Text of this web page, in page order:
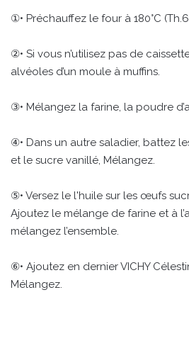
①• Préchauffez le four à 180°C
②• Si vous n’utilisez pas de
alvéoles d’un moule à muffins.
③• Mélangez la farine, la poudre
④• Dans un autre saladier, battez
et le sucre vanillé, Mélangez.
⑤• Versez le l'huile sur les œufs
Ajoutez le mélange de farine et à
mélangez l’ensemble.
⑥• Ajoutez en dernier VICHY
Mélangez.